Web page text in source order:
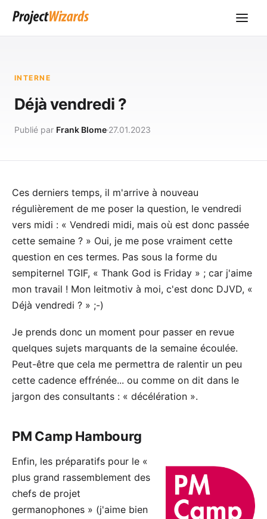
INTERNE
Déjà vendredi ?
Publié par Frank Blome 27.01.2023
Ces derniers temps, il m'arrive à nouveau
régulièrement de me poser la question, le vendredi
vers midi : « Vendredi midi, mais où est donc passée
cette semaine ? » Oui, je me pose vraiment cette
question en ces termes. Pas sous la forme du
sempiternel TGIF, « Thank God is Friday » ; car j'aime
mon travail ! Mon leitmotiv à moi, c'est donc DJVD, «
Déjà vendredi ? » ;-)
Je prends donc un moment pour passer en revue
quelques sujets marquants de la semaine écoulée.
Peut-être que cela me permettra de ralentir un peu
cette cadence effrénée... ou comme on dit dans le
jargon des consultants : « décélération ».
PM Camp Hambourg
Enfin, les préparatifs pour le «
plus grand rassemblement des
chefs de projet
germanophones » (j'aime bien